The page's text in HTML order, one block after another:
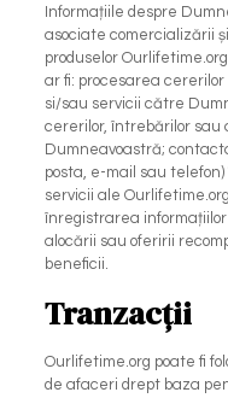
Informațiile despre
asociate comercializării
produselor
ar fi: procesarea
si/sau servicii către
cererilor, întrebărilor
Dumneavoastră;
posta, e-mail sau
servicii ale
înregistrarea
alocării sau oferirii
beneficii.
Tranzacții
Ourlifetime.org poate fi
de afaceri drept baza